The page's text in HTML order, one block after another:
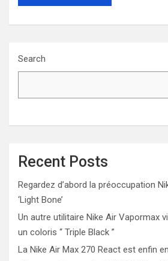
Search
Recent Posts
Regardez d’abord la préoccupation
‘Light Bone’
Un autre utilitaire Nike Air Vapormax
un coloris “ Triple Black ”
La Nike Air Max 270 React est enfin